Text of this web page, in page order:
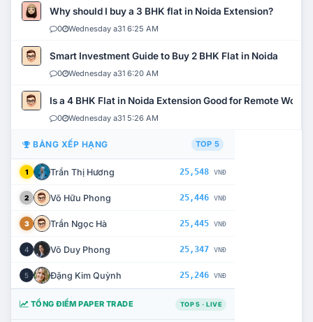
Why should I buy a 3 BHK flat in Noida Extension?
0 Wednesday a31 6:25 AM
Smart Investment Guide to Buy 2 BHK Flat in Noida
0 Wednesday a31 6:20 AM
Is a 4 BHK Flat in Noida Extension Good for Remote Work?
0 Wednesday a31 5:26 AM
BẢNG XẾP HẠNG TOP 5
1 Trần Thị Hương 25,548 VNĐ
2 Võ Hữu Phong 25,446 VNĐ
3 Trần Ngọc Hà 25,445 VNĐ
4 Võ Duy Phong 25,347 VNĐ
5 Đặng Kim Quỳnh 25,246 VNĐ
TỔNG ĐIỂM PAPER TRADE TOP 5 · LIVE